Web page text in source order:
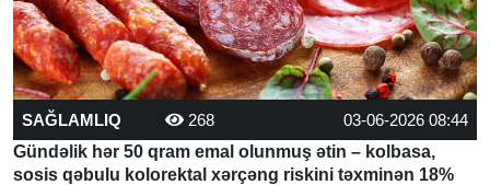
SAĞLAMLIQ 268
03-06-2026 08:44
Gündəlik hər 50 qram emal olunmuş ətin – kolbasa,
sosis qəbulu kolorektal xərçəng riskini təxminən 18%